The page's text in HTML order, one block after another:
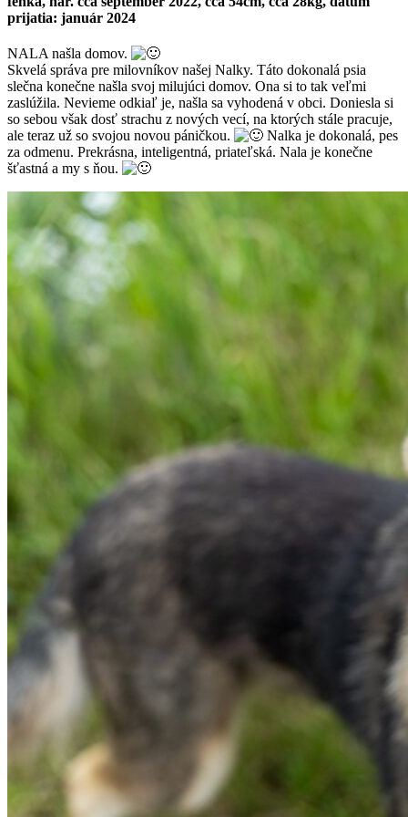
prijatia: január 2024
NALA našla domov.
Skvelá správa pre milovníkov našej Nalky. Táto dokonalá psia
slečna konečne našla svoj milujúci domov. Ona si to tak veľmi
zaslúžila. Nevieme odkiaľ je, našla sa vyhodená v obci. Doniesla si
so sebou však dosť strachu z nových vecí, na ktorých stále pracuje,
ale teraz už so svojou novou páničkou.
Nalka je dokonalá, pes
za odmenu. Prekrásna, inteligentná, priateľská. Nala je konečne
šťastná a my s ňou.